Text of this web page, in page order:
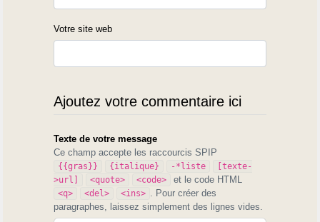
Votre site web
Ajoutez votre commentaire ici
Texte de votre message
Ce champ accepte les raccourcis SPIP
{{gras}} {italique} -*liste
[texte-
>url]
<quote> <code> et le code HTML
<q> <del> <ins>
. Pour créer des
paragraphes, laissez simplement des lignes vides.